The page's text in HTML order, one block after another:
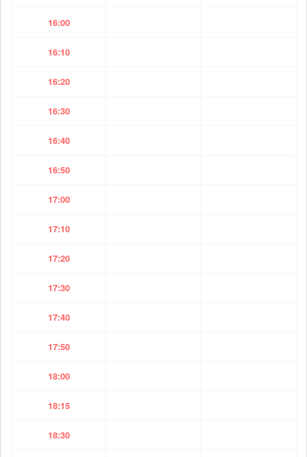
16:00
16:10
16:20
16:30
16:40
16:50
17:00
17:10
17:20
17:30
17:40
17:50
18:00
18:15
18:30